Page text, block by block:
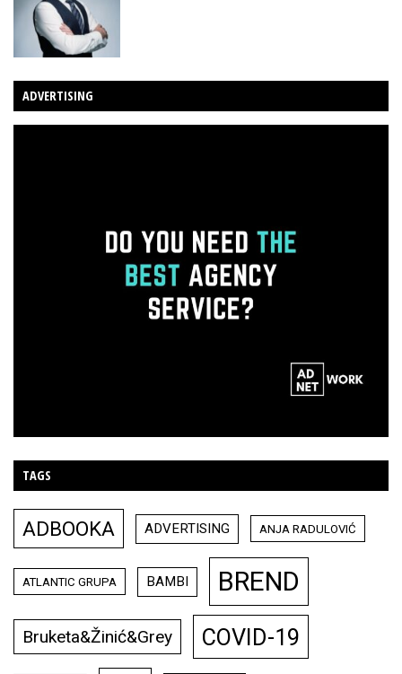
ADVERTISING
TAGS
ADBOOKA ADVERTISING ANJA RADULOVIĆ
ATLANTIC GRUPA BAMBI BREND
Bruketa&Žinić&Grey COVID-19